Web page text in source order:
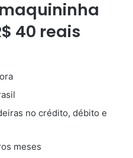
40 reais
no crédito, débito e
meses